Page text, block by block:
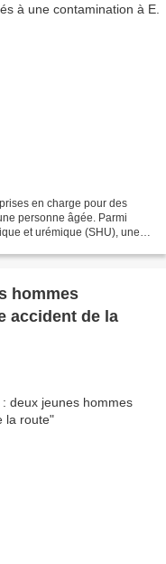
en charge pour des
personne âgée. Parmi
et urémique (SHU), une
hommes
accident de la